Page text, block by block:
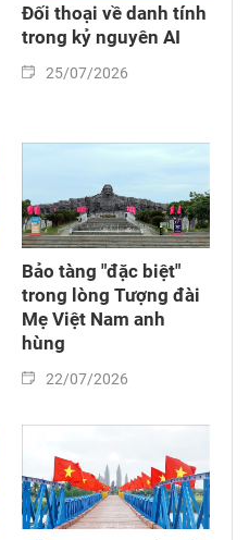
Đối thoại về danh tính
trong kỷ nguyên AI
25/07/2026
Bảo tàng "đặc biệt"
trong lòng Tượng đài
Mẹ Việt Nam anh
hùng
22/07/2026